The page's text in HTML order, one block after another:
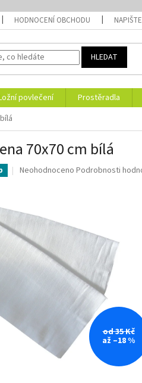
HODNOCENÍ OBCHODU
HLEDAT
povlečení Prostěradla
70x70 cm bílá
Průměrné
0,0
5
hvězdiček.
Neohodnoceno Podrobnosti
od 35 Kč
až –18 %